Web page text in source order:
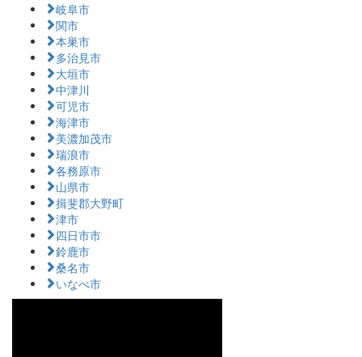
岐阜市
関市
本巣市
多治見市
大垣市
中津川
可児市
海津市
美濃加茂市
瑞浪市
各務原市
山県市
揖斐郡大野町
津市
四日市市
鈴鹿市
桑名市
いなべ市